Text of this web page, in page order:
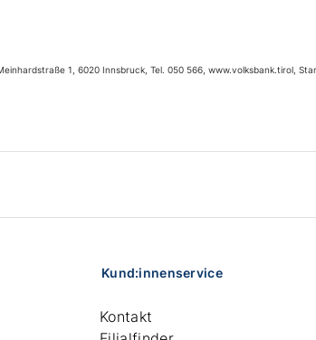
1, 6020 Innsbruck, Tel. 050 566, www.volksbank.tirol,
Kund:innenservice
Kontakt